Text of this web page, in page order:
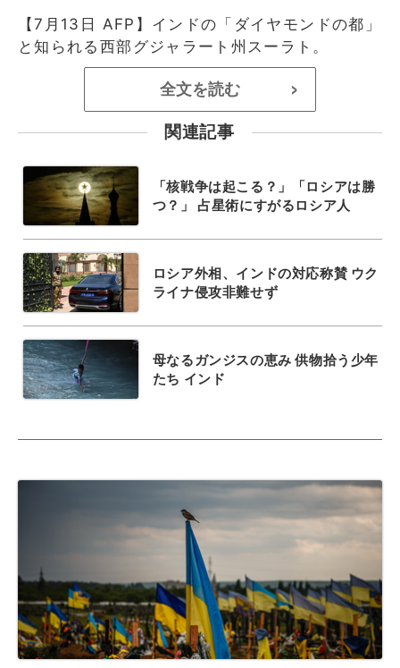
【7月13日 AFP】インドの「ダイヤモンドの都」
と知られる西部グジャラート州スーラト。
全文を読む >
関連記事
「核戦争は起こる？」「ロシアは勝
つ？」 占星術にすがるロシア人
ロシア外相、インドの対応称賛 ウク
ライナ侵攻非難せず
母なるガンジスの恵み 供物拾う少年
たち インド